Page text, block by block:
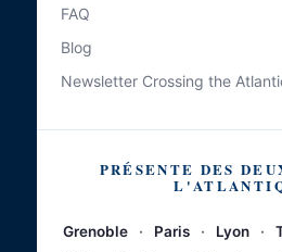
FAQ
Blog
Newsletter Crossing the
PRÉSENTE DES
Grenoble · Paris · Lyon ·